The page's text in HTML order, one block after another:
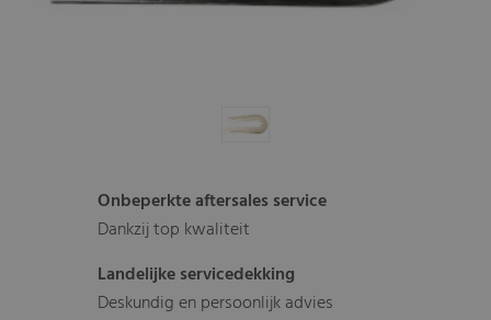
Onbeperkte aftersales service
Dankzij top kwaliteit
Landelijke servicedekking
Deskundig en persoonlijk advies